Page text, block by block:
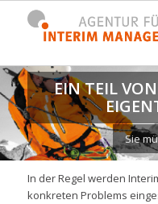
EIN TEIL
Sie
In der Regel werden
konkreten Problems